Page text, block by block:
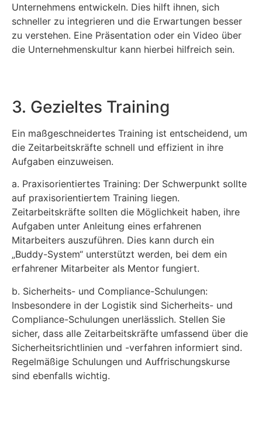
Unternehmens entwickeln. Dies hilft ihnen, sich
schneller zu integrieren und die Erwartungen besser
zu verstehen. Eine Präsentation oder ein Video über
die Unternehmenskultur kann hierbei hilfreich sein.
3. Gezieltes Training
Ein maßgeschneidertes Training ist entscheidend, um
die Zeitarbeitskräfte schnell und effizient in ihre
Aufgaben einzuweisen.
a. Praxisorientiertes Training: Der Schwerpunkt sollte
auf praxisorientiertem Training liegen.
Zeitarbeitskräfte sollten die Möglichkeit haben, ihre
Aufgaben unter Anleitung eines erfahrenen
Mitarbeiters auszuführen. Dies kann durch ein
„Buddy-System“ unterstützt werden, bei dem ein
erfahrener Mitarbeiter als Mentor fungiert.
b. Sicherheits- und Compliance-Schulungen:
Insbesondere in der Logistik sind Sicherheits- und
Compliance-Schulungen unerlässlich. Stellen Sie
sicher, dass alle Zeitarbeitskräfte umfassend über die
Sicherheitsrichtlinien und -verfahren informiert sind.
Regelmäßige Schulungen und Auffrischungskurse
sind ebenfalls wichtig.